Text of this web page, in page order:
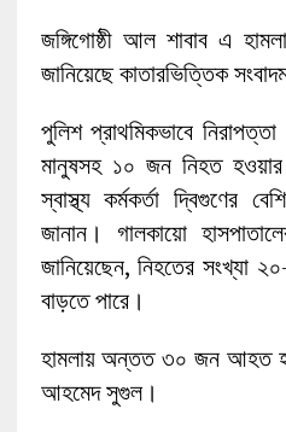
জঙ্গিগোষ্ঠী আল শাবাব এ
জানিয়েছে কাতারভিত্তিক
পুলিশ প্রাথমিকভাবে
মানুষসহ ১০ জন নিহত
স্বাস্থ্য কর্মকর্তা দ্বিগুণের
জানান। গালকায়ো
জানিয়েছেন, নিহতের সংখ্যা
বাড়তে পারে।
হামলায় অন্তত ৩০ জন আহত
আহমেদ ‍সুগুল।